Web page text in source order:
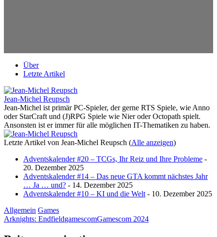
Über
Letzte Artikel
Jean-Michel Reupsch
Jean-Michel ist primär PC-Spieler, der gerne RTS Spiele, wie Anno
oder StarCraft und (J)RPG Spiele wie Nier oder Octopath spielt.
Ansonsten ist er immer für alle möglichen IT-Thematiken zu haben.
Letzte Artikel von Jean-Michel Reupsch (Alle anzeigen)
Adventskalender #20 – TCGs, Ihr Reiz und Ihre Probleme -
20. Dezember 2025
Adventskalender #14 – Das neue GTA kommt nächstes Jahr
… Ja … und? - 14. Dezember 2025
Adventskalender #10 – KI und die Welt- 10. Dezember 2025
Allgemein Games
Arknights: EndfieldgamescomGamescom 2024